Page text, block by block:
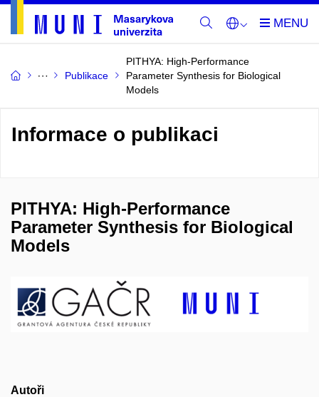
Publikace
PITHYA: High-Performance
Parameter Synthesis for Biological
Models
Informace o publikaci
PITHYA: High-Performance
Parameter Synthesis for Biological
Models
Autoři